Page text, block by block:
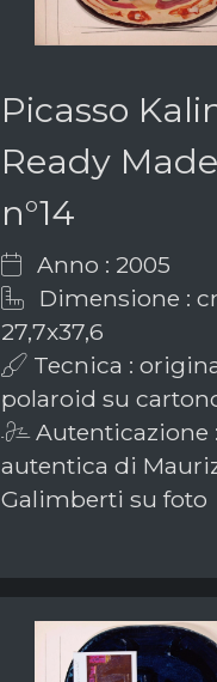
Picasso
Ready Made
n°14
Anno : 2005
Dimensione :
27,7x37,6
Tecnica :
polaroid su
Autenticazione :
autentica di
Galimberti su foto